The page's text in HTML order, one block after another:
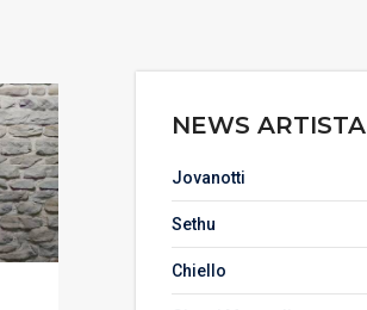
NEWS ARTISTA
Jovanotti
Sethu
Chiello